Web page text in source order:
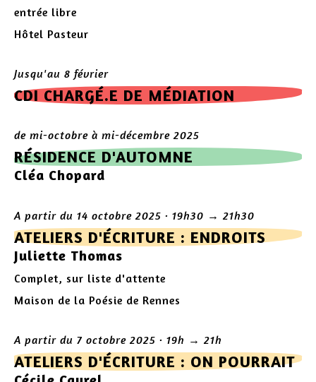
entrée libre
Hôtel Pasteur
Jusqu'au 8 février
CDI CHARGÉ.E DE MÉDIATION
de mi-octobre à mi-décembre 2025
RÉSIDENCE D'AUTOMNE
Cléa Chopard
A partir du 14 octobre 2025 · 19h30 → 21h30
ATELIERS D'ÉCRITURE : ENDROITS
Juliette Thomas
Complet, sur liste d'attente
Maison de la Poésie de Rennes
A partir du 7 octobre 2025 · 19h → 21h
ATELIERS D'ÉCRITURE : ON POURRAIT